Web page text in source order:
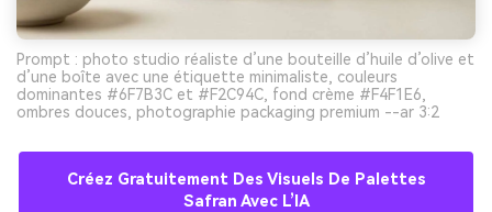
Prompt : photo studio réaliste d’une bouteille d’huile d’olive et
d’une boîte avec une étiquette minimaliste, couleurs
dominantes #6F7B3C et #F2C94C, fond crème #F4F1E6,
ombres douces, photographie packaging premium --ar 3:2
Créez Gratuitement Des Visuels De Palettes
Safran Avec L’IA